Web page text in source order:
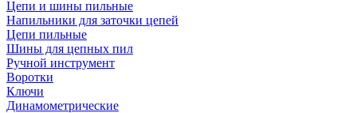
Цепи и шины пильные
Напильники для заточки цепей
Цепи пильные
Шины для цепных пил
Ручной инструмент
Воротки
Ключи
Динамометрические